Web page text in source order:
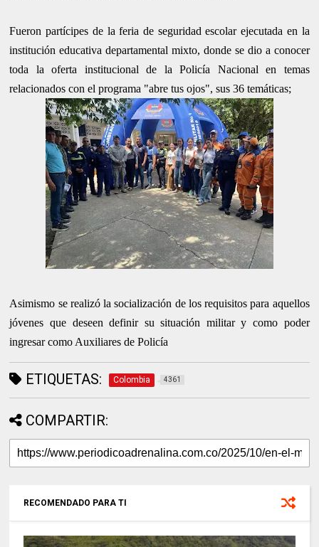
Fueron partícipes de la feria de seguridad escolar ejecutada en la
institución educativa departamental mixto, donde se dio a conocer
toda la oferta institucional de la Policía Nacional en temas
relacionados con el programa "abre tus ojos", sus 36 temáticas;
Asimismo se realizó la socialización de los requisitos para aquellos
jóvenes que deseen definir su situación militar y como poder
ingresar como Auxiliares de Policía
ETIQUETAS: Colombia 4361
COMPARTIR:
RECOMENDADO PARA TI